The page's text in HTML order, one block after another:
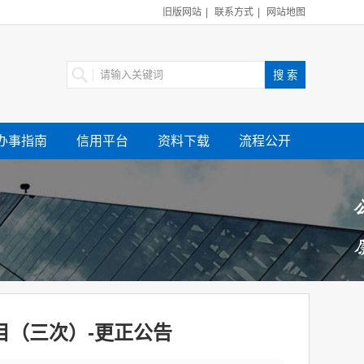
旧版网站 联系方式 网站地图
事指南 信用平台 资料下载 流程公开
（三次）-更正公告